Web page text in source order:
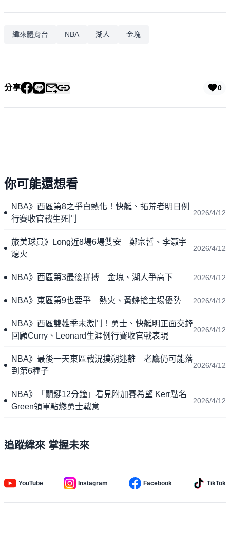
緯來體育台 NBA 湖人 金塊
分享 0
你可能還想看
NBA》西區第8之爭白熱化！快艇、拓荒者明日例
行賽收官戰生死鬥
2026/4/12
旅美球員》Long近8場6場雙安 鄭宗哲、李灝宇
熄火
2026/4/12
NBA》西區第3最後拼搏 金塊、湖人爭高下 2026/4/12
NBA》東區第9也要爭 熱火、黃蜂搶主場優勢 2026/4/12
NBA》西區雙雄季末激鬥！勇士、快艇明正面交鋒
回顧Curry、Leonard生涯例行賽收官戰表現
2026/4/12
NBA》最後一天東區戰況撲朔迷離 老鷹仍可能落
到第6種子
2026/4/12
NBA》「關鍵12分鐘」看見附加賽希望 Kerr點名
Green領軍點燃勇士戰意
2026/4/12
追蹤緯來 掌握未來
YouTube Instagram Facebook TikTok